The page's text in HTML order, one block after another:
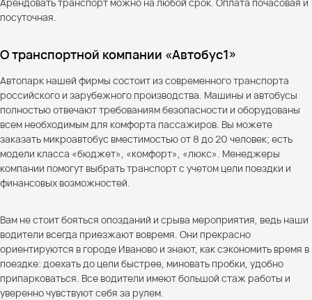
посуточная.
О транспортной компании «Автобус1»
Автопарк нашей фирмы состоит из современного транспорта
российского и зарубежного производства. Машины и автобусы
полностью отвечают требованиям безопасности и оборудованы
всем необходимым для комфорта пассажиров. Вы можете
заказать микроавтобус вместимостью от 8 до 20 человек; есть
модели класса «бюджет», «комфорт», «люкс». Менеджеры
компании помогут выбрать транспорт с учетом цели поездки и
финансовых возможностей.
Вам не стоит бояться опозданий и срыва мероприятия, ведь наши
водители всегда приезжают вовремя. Они прекрасно
ориентируются в городе Иваново и знают, как сэкономить время в
поездке: доехать до цели быстрее, миновать пробки, удобно
припарковаться. Все водители имеют большой стаж работы и
уверенно чувствуют себя за рулем.